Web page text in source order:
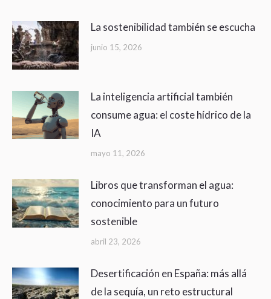
La sostenibilidad también se escucha
junio 15, 2026
La inteligencia artificial también
consume agua: el coste hídrico de la
IA
mayo 11, 2026
Libros que transforman el agua:
conocimiento para un futuro
sostenible
abril 23, 2026
Desertificación en España: más allá
de la sequía, un reto estructural